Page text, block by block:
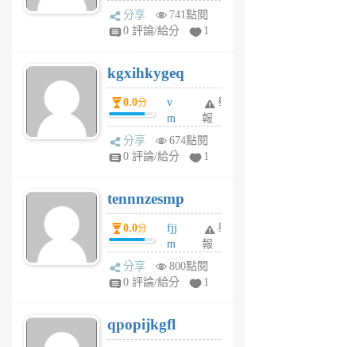
wi
w
6
個
月
前
分享
741點閱
0 評論/給分
1
kgxihkygeq
0.0分
v
m
sg
sr
6
個
月
前
舉
報
分享
674點閱
0 評論/給分
1
tennnzesmp
0.0分
fjj
m
w
rs
6
個
舉
報
分享
800點閱
0 評論/給分
1
qpopijkgfl